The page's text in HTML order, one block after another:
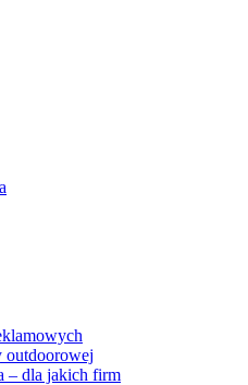
outdoorowej
– dla jakich firm